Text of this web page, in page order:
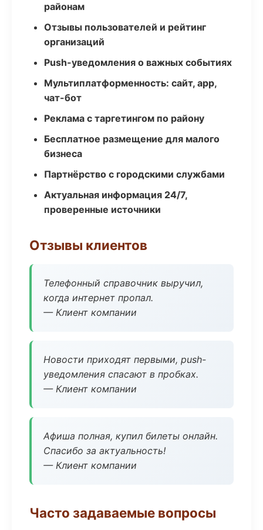
районам
Отзывы пользователей и рейтинг
организаций
Push-уведомления о важных событиях
Мультиплатформенность: сайт, app,
чат-бот
Реклама с таргетингом по району
Бесплатное размещение для малого
бизнеса
Партнёрство с городскими службами
Актуальная информация 24/7,
проверенные источники
Отзывы клиентов
Телефонный справочник выручил,
когда интернет пропал.
— Клиент компании
Новости приходят первыми, push-
уведомления спасают в пробках.
— Клиент компании
Афиша полная, купил билеты онлайн.
Спасибо за актуальность!
— Клиент компании
Часто задаваемые вопросы